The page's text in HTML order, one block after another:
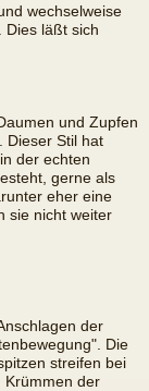
wechselweise
Dies läßt sich
und Zupfen
Dieser Stil hat
der echten
gerne als
eher eine
sie nicht weiter
der
Die
streifen bei
Krümmen der